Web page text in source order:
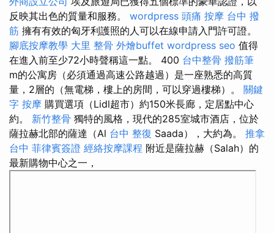
反映其出色的質量和服務。 wordpress 頭痛 按摩 台中 撥
筋 擁有有效的匈牙利護照的人可以在線申請入門許可證。
腳底按摩教學 大里 整骨 外燴buffet wordpress seo 值得
在進入前至少72小時聲稱這一點。 400 台中整骨 撥筋筆
m的公寓房（必須通過高速公路越過）是一座熟悉的高質
量，2層的（無電梯，樓上的房間，可以穿過樓梯）。 關鍵
字 按摩 購買選項（Lidl超市）約150米長廊，定居點中心
約。 新竹整骨 獨特的風格，現代的285室城市酒店，位於
薩拉赫北部的薩達（Al 台中 整復 Saada），大約為。 推拿
台中 菲律賓簽證 經絡按摩課程 附近是薩拉赫（Salah）的
最新購物中心之一，